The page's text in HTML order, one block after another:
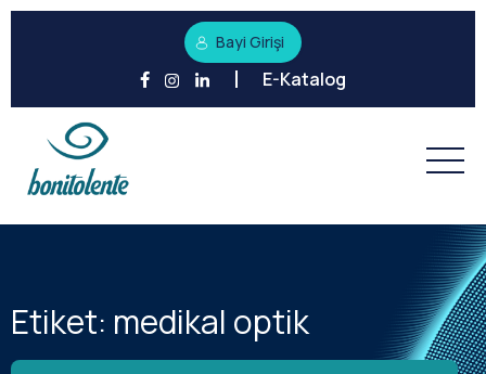
Bayi Girişi
E-Katalog
Etiket: medikal optik